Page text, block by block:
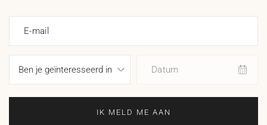
E-mail
Datum
IK MELD ME AAN